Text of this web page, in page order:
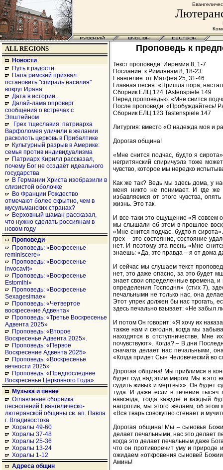
ALL REGIONS
Новости
Путь к радости
Папа римский призвал
остановить "спираль насилия"
вокруг Ирана
Дата в истории...
Далай-лама опроверг
сообщения о встречах с
Эпштейном
Грех тщеславия: патриарха
Варфоломея уличили в желании
расколоть церковь в Прибалтике
Культурный разрыв в Америке:
семья против индивидуализма
Патриарх Кирилл рассказал,
почему Бог не создаёт идеального
государства
В Германии Христа изобразили в
слизистой оболочке
Во Франции Рождество
отмечают более скрытно, чем в
мусульманских странах?
Верховный шаман рассказал,
что нужно сделать россиянам в
новом году
Проповеди
Проповедь: «Воскресенье
reminiscere»
Проповедь: «Воскресенье
invocavit»
Проповедь: «Воскресенье
Estomihi»
Проповедь: «Воскресенье
Sexagesimae»
Проповедь: «Четвертое
воскресение Адвента»
Проповедь: «Третье Воскресенье
Адвента 2025»
Проповедь: «Второе
Воскресенье Адвента 2025».
Проповедь: «Первое
Воскресение Адвента 2025»
Проповедь: «Воскресенье
вечности 2025»
Проповедь: «Предпоследнее
Воскресенье Церковного Года»
Музыка и пение
Оглавление сборника
песнопений Евангелическо-
лютеранской общины св. ап. Павла
г. Владивостока
Хоралы 49-60
Хоралы 37-48
Хоралы 25-36
Хоралы 13-24
Хоралы 1-12
Адреса общин
Проповедь к
Текст проповеди: Иеремия 8, 1-7
Послание: к Римлянам 8, 18-23
Евангелие: от Матфея 25, 31-46
Главная песня: «Пришла пора,
Cборник ЕЛЦ 124 TAstenspiele 149
Перед проповедью: «Мне снится
После проповеди: «Пробуждайтесь!
Сборник ЕЛЦ 123 Tastenspiele 147
Литургия: вместо «О надежда моя и
Дорогая община!
«Мне снится подчас, будто я
негритянский спиричуэлз тоже
чувство, которое мы нередко
Как же так? Ведь мы здесь дома, у
меня никто не понимает. И где же
избавляемся от этого чувства,
жизнь. Это так.
И все-таки это ощущение «Я совсем
мы слышали об этом в прошлое
«Мне снится подчас, будто я
грех – это состояние, состояние
нет. И поэтому эта песнь «Мне
знаешь: «Да, это правда – я от дома
И сейчас мы слушаем текст
нет, это даже опасно, за это будет
знает свои определенные времена, и
определения Господня» (стих 7),
печальными не только нас, она
Этот упрек должен бы нас трогать,
здесь печально взывает: «Не забыл
И потом Он говорит: «Я хочу их
также нам и сегодня, когда мы
находятся в отступничестве, Мне
почувствуют». Когда? – В дни
сначала делает нас печальными,
«Когда придет Сын Человеческий во
Дорогая община! Мы приблимся в
будет суд над этим миром. Мы в это
судить живых и мертвых». Он будет
туда. И даже если в течение тысяч
навсегда, тогда каждое и каждый
напротив, мы этого желаем, об этом
«Вся тварь совокупно стенает и
Дорогая община! Мы – сыновья
делает печальными, нас это делает
когда это делает печальным даже
что он противоречит уму и природе
ожидаем «откровения сыновей
Аминь!